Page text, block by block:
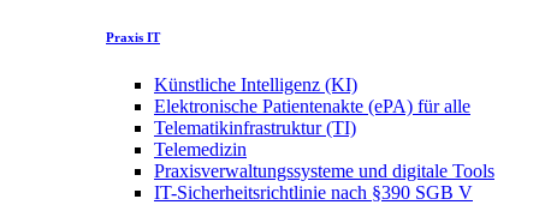
Praxis IT
Künstliche Intelligenz (KI)
Elektronische Patientenakte (ePA) für alle
Telematikinfrastruktur (TI)
Telemedizin
Praxisverwaltungssysteme und digitale Tools
IT-Sicherheitsrichtlinie nach §390 SGB V